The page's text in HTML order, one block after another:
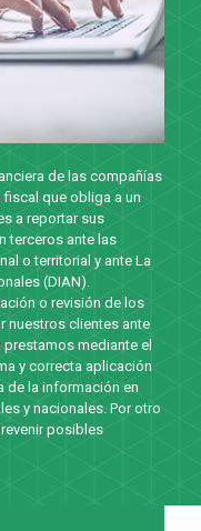
de las compañías
que obliga a un
a reportar sus
terceros ante las
o territorial y ante La
(DIAN).
o revisión de los
nuestros clientes ante
mediante el
y correcta aplicación
de la información en
y nacionales. Por otro
posibles